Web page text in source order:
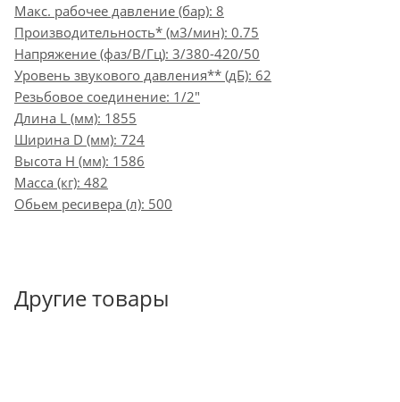
Макс. рабочее давление (бар): 8
Производительность* (м3/мин): 0.75
Напряжение (фаз/В/Гц): 3/380-420/50
Уровень звукового давления** (дБ): 62
Резьбовое соединение: 1/2"
Длина L (мм): 1855
Ширина D (мм): 724
Высота H (мм): 1586
Масса (кг): 482
Обьем ресивера (л): 500
Другие товары